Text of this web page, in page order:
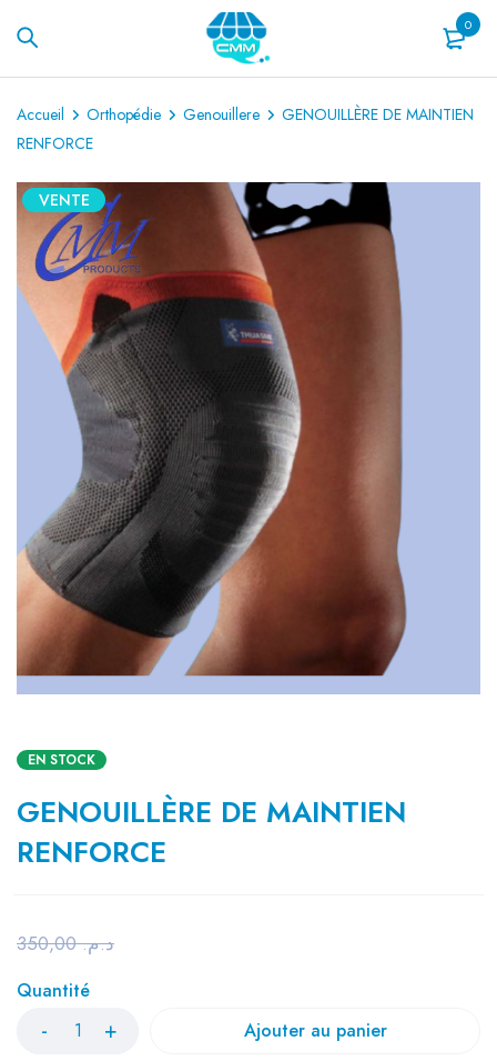
0
Accueil Orthopédie Genouillere
GENOUILLÈRE DE MAINTIEN
RENFORCE
VENTE
EN STOCK
GENOUILLÈRE DE MAINTIEN
RENFORCE
د.م.350,00
Quantité
Ajouter au panier